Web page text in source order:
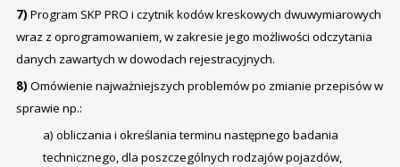
7) Program SKP PRO i czytnik kodów kreskowych dwuwymiarowych
wraz z oprogramowaniem, w zakresie jego możliwości odczytania
danych zawartych w dowodach rejestracyjnych.
8) Omówienie najważniejszych problemów po zmianie przepisów w
sprawie np.:
a) obliczania i określania terminu następnego badania
technicznego, dla poszczególnych rodzajów pojazdów,